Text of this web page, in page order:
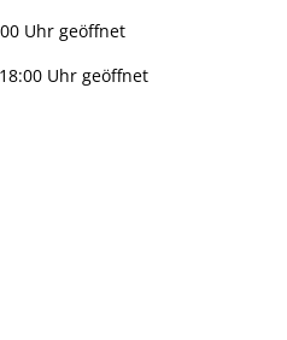
Uhr geöffnet
Uhr geöffnet